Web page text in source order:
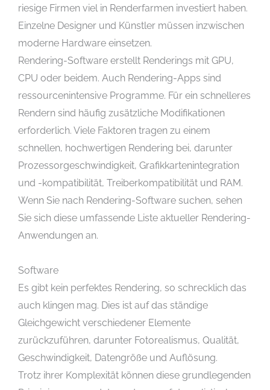
riesige Firmen viel in Renderfarmen investiert haben.
Einzelne Designer und Künstler müssen inzwischen
moderne Hardware einsetzen.
Rendering-Software erstellt Renderings mit GPU,
CPU oder beidem. Auch Rendering-Apps sind
ressourcenintensive Programme. Für ein schnelleres
Rendern sind häufig zusätzliche Modifikationen
erforderlich. Viele Faktoren tragen zu einem
schnellen, hochwertigen Rendering bei, darunter
Prozessorgeschwindigkeit, Grafikkartenintegration
und -kompatibilität, Treiberkompatibilität und RAM.
Wenn Sie nach Rendering-Software suchen, sehen
Sie sich diese umfassende Liste aktueller Rendering-
Anwendungen an.
Software
Es gibt kein perfektes Rendering, so schrecklich das
auch klingen mag. Dies ist auf das ständige
Gleichgewicht verschiedener Elemente
zurückzuführen, darunter Fotorealismus, Qualität,
Geschwindigkeit, Datengröße und Auflösung.
Trotz ihrer Komplexität können diese grundlegenden